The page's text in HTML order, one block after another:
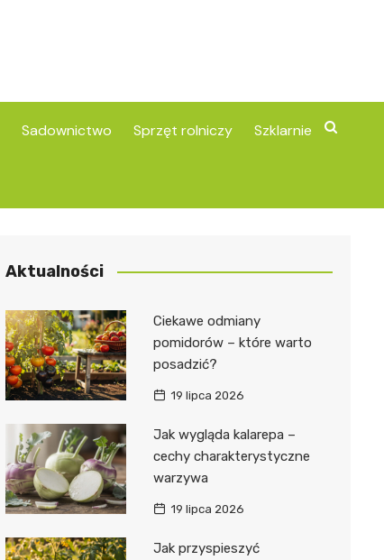
Sadownictwo Sprzęt rolniczy Szklarnie
Aktualności
Ciekawe odmiany
pomidorów – które warto
posadzić?
19 lipca 2026
Jak wygląda kalarepa –
cechy charakterystyczne
warzywa
19 lipca 2026
Jak przyspieszyć